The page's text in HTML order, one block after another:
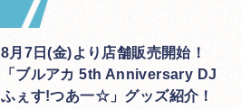
8月7日(金)より店舗販売開始！
「ブルアカ 5th Anniversary DJ
ふぇす!つあ一☆」グッズ紹介！